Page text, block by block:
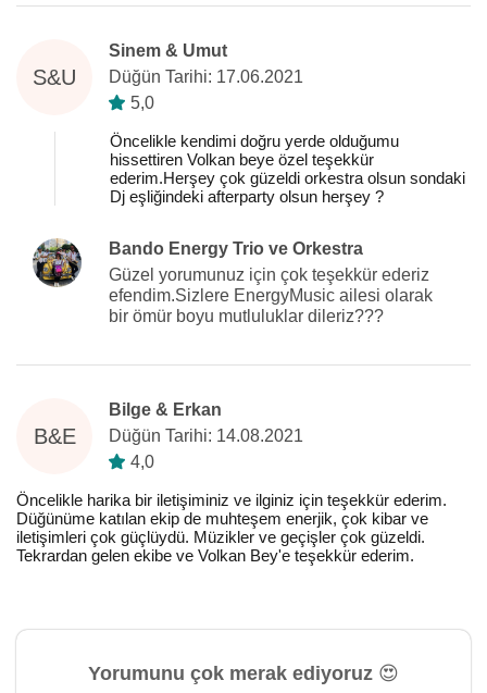
S&U
Sinem & Umut
Düğün Tarihi: 17.06.2021
5,0
Öncelikle kendimi doğru yerde olduğumu
hissettiren Volkan beye özel teşekkür
ederim.Herşey çok güzeldi orkestra olsun sondaki
Dj eşliğindeki afterparty olsun herşey ?
Bando Energy Trio ve Orkestra
Güzel yorumunuz için çok teşekkür ederiz
efendim.Sizlere EnergyMusic ailesi olarak
bir ömür boyu mutluluklar dileriz???
B&E
Bilge & Erkan
Düğün Tarihi: 14.08.2021
4,0
Öncelikle harika bir iletişiminiz ve ilginiz için teşekkür ederim.
Düğünüme katılan ekip de muhteşem enerjik, çok kibar ve
iletişimleri çok güçlüydü. Müzikler ve geçişler çok güzeldi.
Tekrardan gelen ekibe ve Volkan Bey'e teşekkür ederim.
Yorumunu çok merak ediyoruz 😍